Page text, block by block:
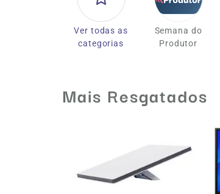
Ver todas as
categorias
Semana do
Produtor
Mais Resgatados